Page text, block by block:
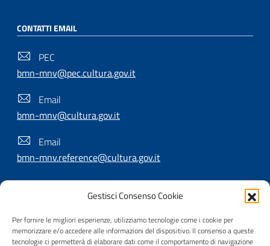
Gestisci Consenso Cookie
Per fornire le migliori esperienze, utilizziamo tecnologie come i cookie per
memorizzare e/o accedere alle informazioni del dispositivo. Il consenso a queste
tecnologie ci permetterà di elaborare dati come il comportamento di navigazione
CONTATTI EMAIL
PEC
bmn-mnv@pec.cultura.gov.it
Email
bmn-mnv@cultura.gov.it
Email
bmn-mnv.reference@cultura.gov.it